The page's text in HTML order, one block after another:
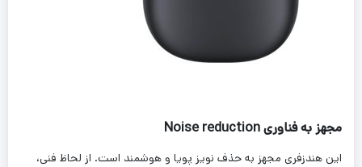
مجهز به فناوری Noise reduction
این هندزفری مجهز به حذف نویز پویا و هوشمند است. از لحاظ فنی،